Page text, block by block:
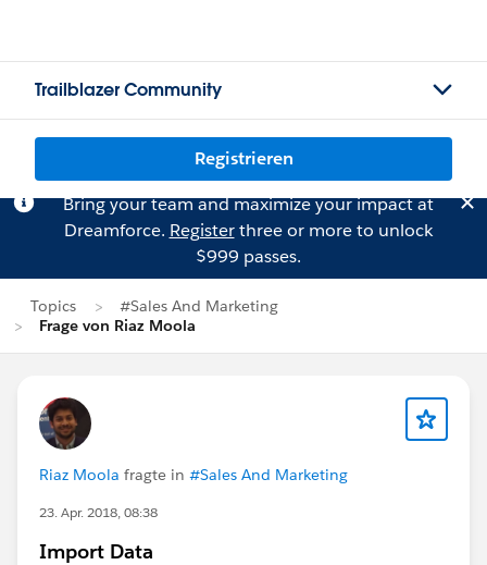
Trailblazer Community
Registrieren
Bring your team and maximize your impact at
Dreamforce. Registerthree or more to unlock
$999 passes.
Topics
#Sales And Marketing
Frage von Riaz Moola
Riaz Moola fragte in #Sales And Marketing
23. Apr. 2018, 08:38
Import Data